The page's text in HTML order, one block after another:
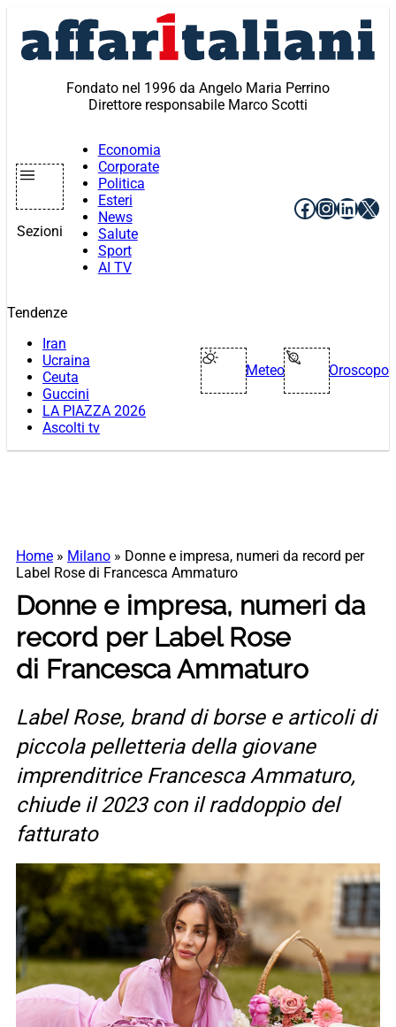
contenuto
Fondato nel 1996 da Angelo Maria Perrino
Direttore responsabile Marco Scotti
Sezioni
Economia
Corporate
Politica
Esteri
News
Salute
Sport
AI TV
Facebook
X
Tendenze
Iran
Ucraina
Ceuta
Guccini
LA PIAZZA 2026
Ascolti tv
Meteo Oroscopo
Home » Milano » Donne e impresa, numeri da record per
Label Rose di Francesca Ammaturo
Donne e impresa, numeri da
record per Label Rose
di Francesca Ammaturo
Label Rose, brand di borse e articoli di
piccola pelletteria della giovane
imprenditrice Francesca Ammaturo,
chiude il 2023 con il raddoppio del
fatturato